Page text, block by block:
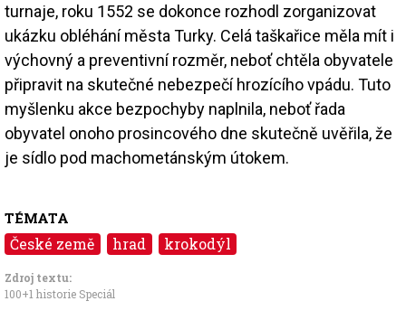
turnaje, roku 1552 se dokonce rozhodl zorganizovat
ukázku obléhání města Turky. Celá taškařice měla mít i
výchovný a preventivní rozměr, neboť chtěla obyvatele
připravit na skutečné nebezpečí hrozícího vpádu. Tuto
myšlenku akce bezpochyby naplnila, neboť řada
obyvatel onoho prosincového dne skutečně uvěřila, že
je sídlo pod machometánským útokem.
TÉMATA
České země hrad krokodýl
Zdroj textu:
100+1 historie Speciál